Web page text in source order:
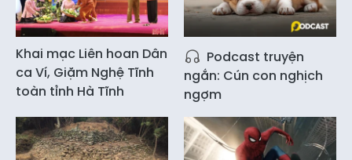
Khai mạc Liên hoan Dân
ca Ví, Giặm Nghệ Tĩnh
toàn tỉnh Hà Tĩnh
Podcast truyện
ngắn: Cún con nghịch
ngợm